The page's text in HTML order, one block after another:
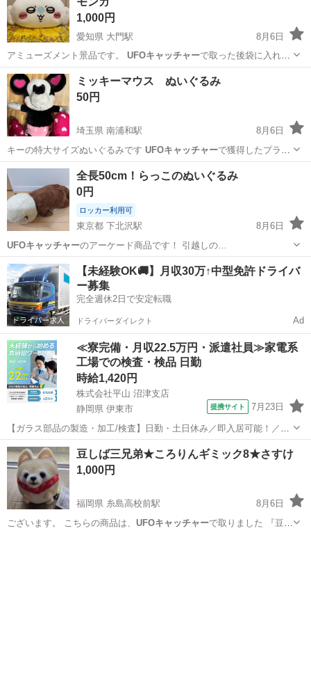
1,000円
愛知県 大門駅
8月6日
アミューズメント景品です。 UFOキャッチャーで取った後袋に入れて
保管してます…
愛知 岡崎市 大門駅 おもちゃ
ミッキーマウス ぬいぐるみ
50円
埼玉県 南浦和駅
8月6日
キーの特大サイズぬいぐるみです UFOキャッチャーで獲得したプライ
ズ品です。 -…
埼玉 さいたま市 南浦和駅
全長50cm！らっこのぬいぐるみ
0円
ロッカー利用可
東京都 下北沢駅
8月6日
UFOキャッチャーのアーケード商品です！ 引越しの…
東京 世田谷区 下北沢駅 おもちゃ
【未経験OK🚚】月収30万↑中型免許ドライバ
ー募集
完全週休2日で安定転職
ドライバーダイレクト Ad
≪寮完備・月収22.5万円・派遣社員≫家電系
工場での検査・検品 日勤
時給1,420円
株式会社平山 沼津支店
静岡県 伊東市
提携サイト 7月23日
【ガラス部品の製造・加工/検査】日勤・土日休み／即入居可能！／伊
豆でのんびりライフ♪ ガラス部品の製造・加工/検査 【株式会社平山で
の正社員採用（無期雇用派遣）となります】 「2人で同じ職場で働き
たい」 「仕事も休みも一...
静岡 伊東市 その他
豆しば三兄弟★ころりんギミック8★さすけ
1,000円
福岡県 糸島高校前駅
8月6日
ございます。 こちらの商品は、 UFOキャッチャーで取りました 『豆し